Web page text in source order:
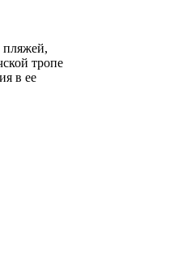
пляжей,
тропе
в ее